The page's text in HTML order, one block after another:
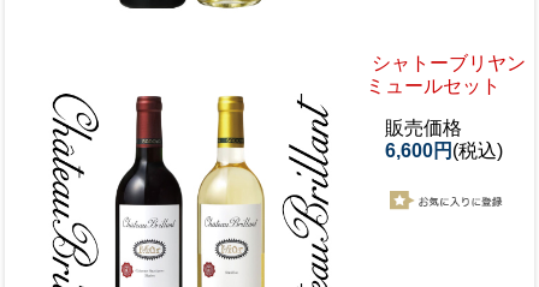
シャトーブリヤン
ミュールセット
販売価格
6,600円 (税込)